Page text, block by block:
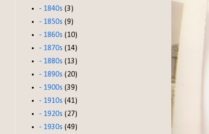
- 1840s (3)
- 1850s (9)
- 1860s (10)
- 1870s (14)
- 1880s (13)
- 1890s (20)
- 1900s (39)
- 1910s (41)
- 1920s (27)
- 1930s (49)